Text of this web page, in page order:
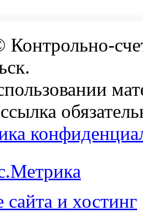
сайта и хостинг